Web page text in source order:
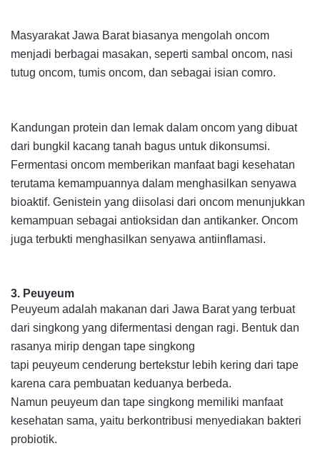
Masyarakat Jawa Barat biasanya mengolah oncom
menjadi berbagai masakan, seperti sambal oncom, nasi
tutug oncom, tumis oncom, dan sebagai isian comro.
Kandungan protein dan lemak dalam oncom yang dibuat
dari bungkil kacang tanah bagus untuk dikonsumsi.
Fermentasi oncom memberikan manfaat bagi kesehatan
terutama kemampuannya dalam menghasilkan senyawa
bioaktif. Genistein yang diisolasi dari oncom menunjukkan
kemampuan sebagai antioksidan dan antikanker. Oncom
juga terbukti menghasilkan senyawa antiinflamasi.
3. Peuyeum
Peuyeum adalah makanan dari Jawa Barat yang terbuat
dari singkong yang difermentasi dengan ragi. Bentuk dan
rasanya mirip dengan tape singkong
tapi peuyeum cenderung bertekstur lebih kering dari tape
karena cara pembuatan keduanya berbeda.
Namun peuyeum dan tape singkong memiliki manfaat
kesehatan sama, yaitu berkontribusi menyediakan bakteri
probiotik.